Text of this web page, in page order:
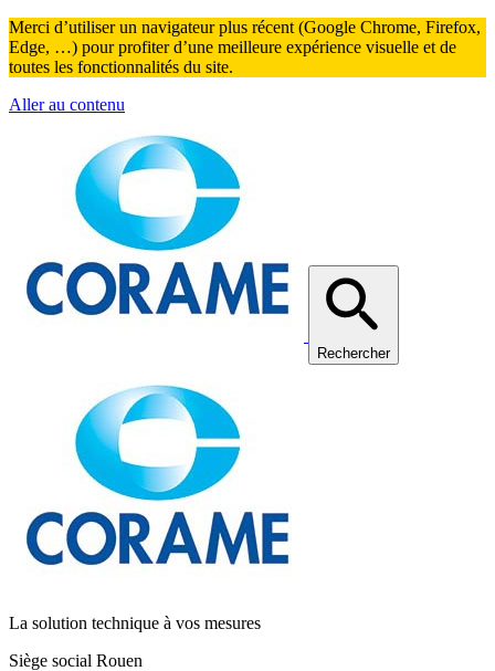
Merci d’utiliser un navigateur plus récent (Google Chrome, Firefox,
Edge, …) pour profiter d’une meilleure expérience visuelle et de
toutes les fonctionnalités du site.
Aller au contenu
Rechercher
La solution technique à vos mesures
Siège social Rouen